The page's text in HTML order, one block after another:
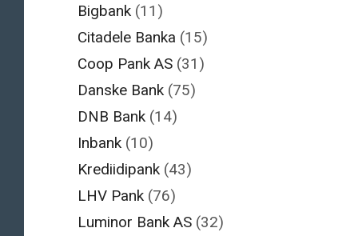
Bigbank (11)
Citadele Banka (15)
Coop Pank AS (31)
Danske Bank (75)
DNB Bank (14)
Inbank (10)
Krediidipank (43)
LHV Pank (76)
Luminor Bank AS (32)